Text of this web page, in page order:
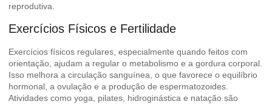
reprodutiva.
Exercícios Físicos e Fertilidade
Exercícios físicos regulares, especialmente quando feitos com
orientação, ajudam a regular o metabolismo e a gordura corporal.
Isso melhora a circulação sanguínea, o que favorece o equilíbrio
hormonal, a ovulação e a produção de espermatozoides.
Atividades como yoga, pilates, hidroginástica e natação são